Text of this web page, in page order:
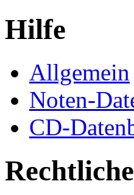
Hilfe
Allgemein
Noten-
CD-